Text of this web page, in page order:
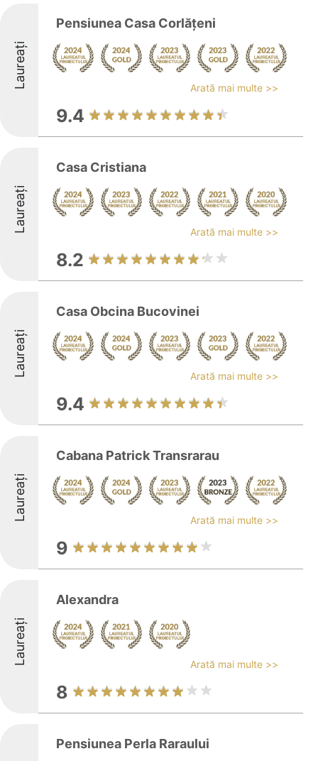
Laureați
Pensiunea Casa Corlăţeni
Arată mai multe >>
9.4
Laureați
Casa Cristiana
Arată mai multe >>
8.2
Laureați
Casa Obcina Bucovinei
Arată mai multe >>
9.4
Laureați
Cabana Patrick Transrarau
Arată mai multe >>
9
Laureați
Alexandra
Arată mai multe >>
8
Pensiunea Perla Raraului